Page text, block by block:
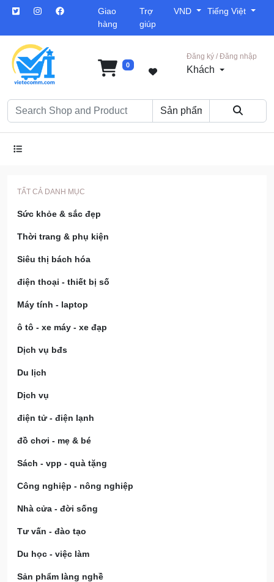
Giao
hàng
Trợ
giúp
VND Tiếng Việt
0
Đăng ký / Đăng nhập
Khách
TẤT CẢ DANH MỤC
Sức khỏe & sắc đẹp
Thời trang & phụ kiện
Siêu thị bách hóa
điện thoại - thiết bị số
Máy tính - laptop
ô tô - xe máy - xe đạp
Dịch vụ bđs
Du lịch
Dịch vụ
điện tử - điện lạnh
đồ chơi - mẹ & bé
Sách - vpp - quà tặng
Công nghiệp - nông nghiệp
Nhà cửa - đời sống
Tư vấn - đào tạo
Du học - việc làm
Sản phẩm làng nghề